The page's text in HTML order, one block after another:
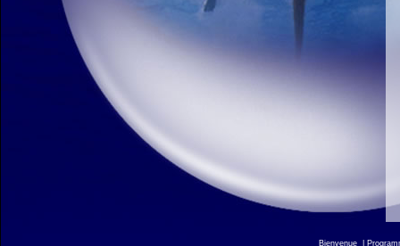
Bienvenue